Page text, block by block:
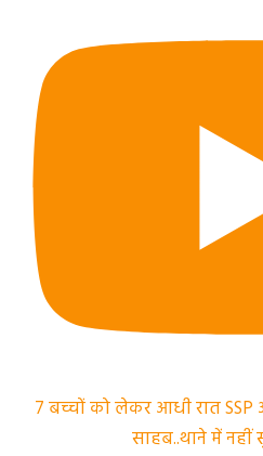
7 बच्चों को लेकर आधी रात
साहब..थाने में नहीं